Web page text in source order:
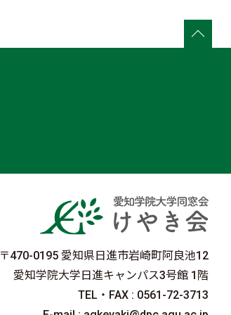
〒470-0195 愛知県日進市岩崎町阿良池12
愛知学院大学日進キャンパス3号館 1階
TEL・FAX : 0561-72-3713